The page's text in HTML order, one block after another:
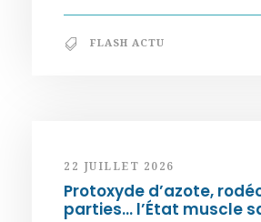
FLASH ACTU
22 JUILLET 2026
Protoxyde d’azote,
parties… l’État muscle